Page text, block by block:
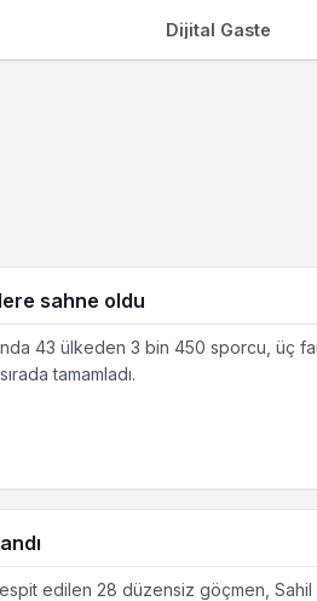
Dijital Gaste
sahne oldu
43 ülkeden 3 bin 450 sporcu, üç
tamamladı.
edilen 28 düzensiz göçmen,